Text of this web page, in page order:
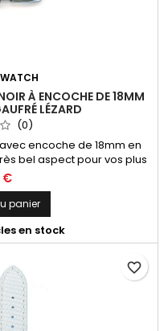
À ENCOCHE DE 18MM
LÉZARD
(0)
encoche de 18mm en
bel aspect pour vos plus
Artisanale Italienne
€
panier
en stock
favorite_border